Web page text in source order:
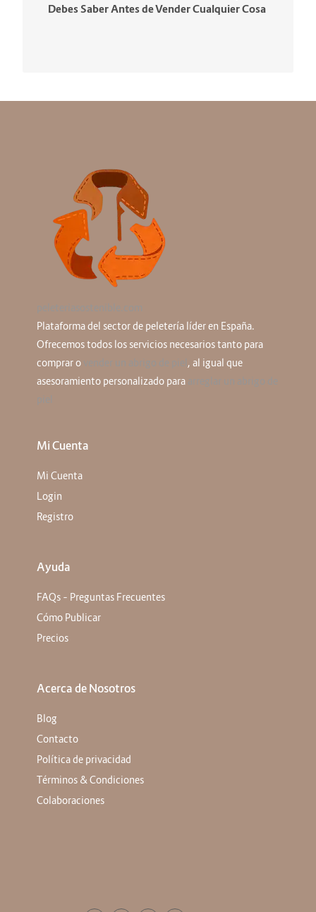
Debes Saber Antes de Vender Cualquier Cosa
Plataforma del sector de peletería líder en España.
Ofrecemos todos los servicios necesarios tanto para
comprar o
, al igual que
asesoramiento personalizado para
Mi Cuenta
Mi Cuenta
Login
Registro
Ayuda
FAQs – Preguntas Frecuentes
Cómo Publicar
Precios
Acerca de Nosotros
Blog
Contacto
Política de privacidad
Términos & Condiciones
Colaboraciones